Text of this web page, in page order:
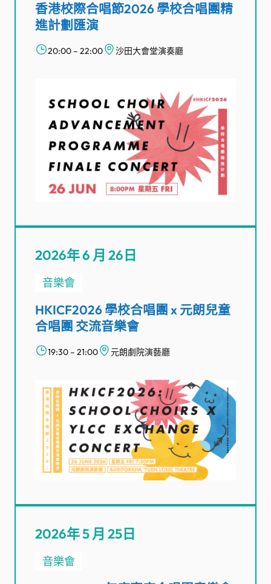
香港校際合唱節2026 學校合唱團精
進計劃匯演
20:00 – 22:00 沙田大會堂演奏廳
2026年 6 月 26日
音樂會
HKICF2026 學校合唱團 x 元朗兒童
合唱團 交流音樂會
19:30 – 21:00 元朗劇院演藝廳
2026年 5 月 25日
音樂會